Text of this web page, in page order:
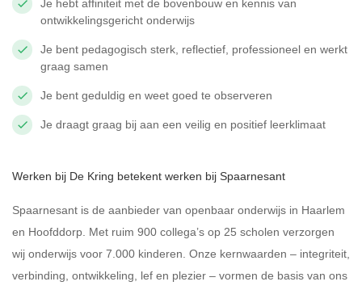
Je hebt affiniteit met de bovenbouw en kennis van
ontwikkelingsgericht onderwijs
Je bent pedagogisch sterk, reflectief, professioneel en werkt
graag samen
Je bent geduldig en weet goed te observeren
Je draagt graag bij aan een veilig en positief leerklimaat
Werken bij De Kring betekent werken bij Spaarnesant
Spaarnesant is de aanbieder van openbaar onderwijs in Haarlem
en Hoofddorp. Met ruim 900 collega’s op 25 scholen verzorgen
wij onderwijs voor 7.000 kinderen. Onze kernwaarden – integriteit,
verbinding, ontwikkeling, lef en plezier – vormen de basis van ons